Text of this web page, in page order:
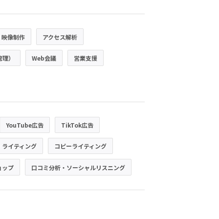
像制作 アクセス解析
） Web会議 営業支援
YouTube広告 TikTok広告
イティング コピーライティング
ップ 口コミ分析・ソーシャルリスニング